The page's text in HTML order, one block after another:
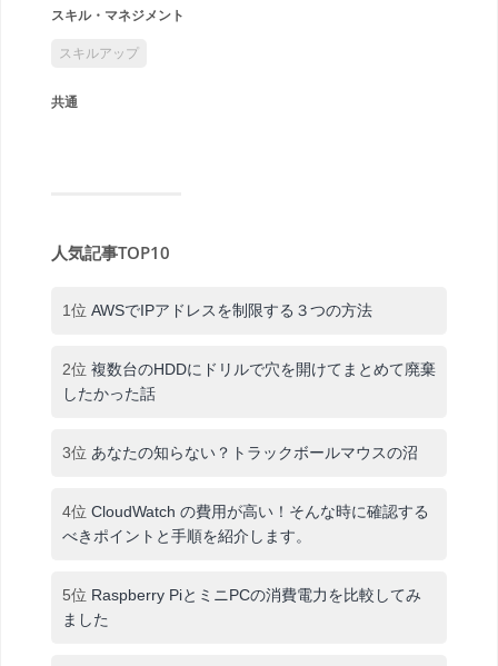
スキル・マネジメント
スキルアップ
共通
人気記事TOP10
1位 AWSでIPアドレスを制限する３つの方法
2位 複数台のHDDにドリルで穴を開けてまとめて廃棄
したかった話
3位 あなたの知らない？トラックボールマウスの沼
4位 CloudWatch の費用が高い！そんな時に確認する
べきポイントと手順を紹介します。
5位 Raspberry PiとミニPCの消費電力を比較してみ
ました